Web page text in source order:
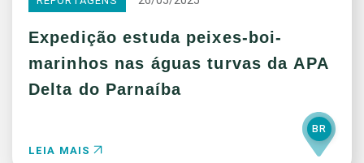
Expedição estuda peixes-boi-
marinhos nas águas turvas da APA
Delta do Parnaíba
LEIA MAIS
BR